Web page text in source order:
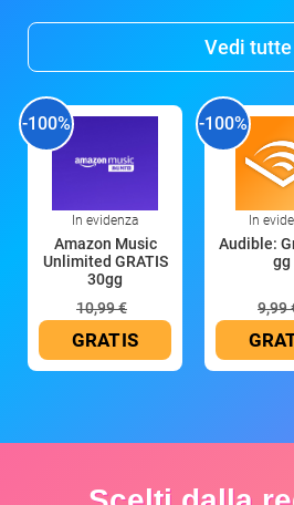
Vedi tutte
-100%
In evidenza
Amazon Music
Unlimited GRATIS
30gg
10,99 €
GRATIS
-100%
In
Audible:
gg
9,99